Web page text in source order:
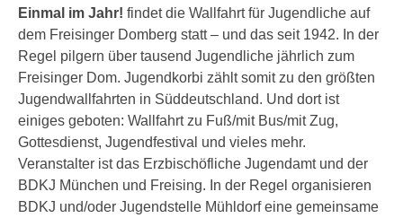
Einmal im Jahr! findet die Wallfahrt für Jugendliche auf
dem Freisinger Domberg statt – und das seit 1942. In der
Regel pilgern über tausend Jugendliche jährlich zum
Freisinger Dom. Jugendkorbi zählt somit zu den größten
Jugendwallfahrten in Süddeutschland. Und dort ist
einiges geboten: Wallfahrt zu Fuß/mit Bus/mit Zug,
Gottesdienst, Jugendfestival und vieles mehr.
Veranstalter ist das Erzbischöfliche Jugendamt und der
BDKJ München und Freising. In der Regel organisieren
BDKJ und/oder Jugendstelle Mühldorf eine gemeinsame